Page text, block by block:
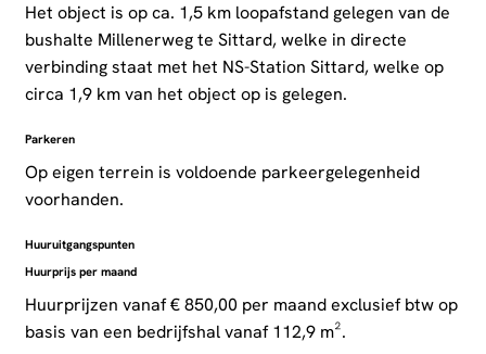
Het object is op ca. 1,5 km loopafstand gelegen van de
bushalte Millenerweg te Sittard, welke in directe
verbinding staat met het NS-Station Sittard, welke op
circa 1,9 km van het object op is gelegen.
Parkeren
Op eigen terrein is voldoende parkeergelegenheid
voorhanden.
Huuruitgangspunten
Huurprijs per maand
Huurprijzen vanaf € 850,00 per maand exclusief btw op
basis van een bedrijfshal vanaf 112,9 m².